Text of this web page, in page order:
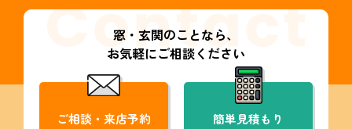
窓・玄関のことなら、
お気軽にご相談ください
ご相談・来店予約 簡単見積もり